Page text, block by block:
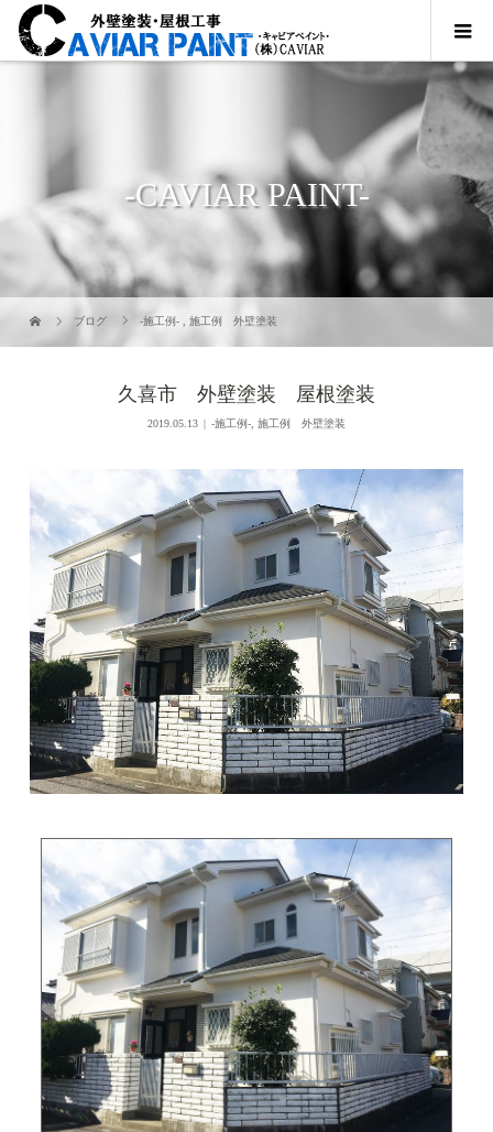
-CAVIAR PAINT-
ブログ -施工例- ,施工例 外壁塗装
久喜市 外壁塗装 屋根塗装
2019.05.13 -施工例-, 施工例 外壁塗装